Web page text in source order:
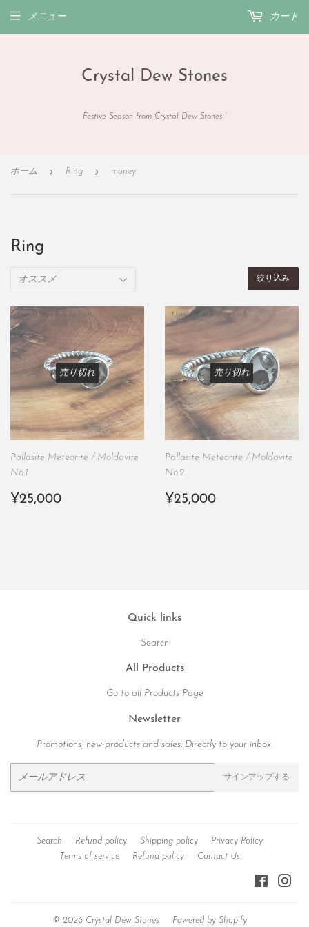
Crystal Dew Stones
Festive Season from Crystal Dew Stones !
メニュー カート
ホーム › Ring › money
Ring
絞り込み
売り切れ
Pallasite Meteorite / Moldavite
No.1
通
¥25,000
売り切れ
Pallasite Meteorite / Moldavite
No.2
通
¥25,000
Quick links
Search
All Products
Go to all Products Page
Newsletter
Promotions, new products and sales. Directly to your inbox.
サインアップする
Search Refund policy Shipping policy
Privacy Policy
Terms of service
Refund policy Contact Us
Facebook
© 2026 Crystal Dew Stones Powered by Shopify